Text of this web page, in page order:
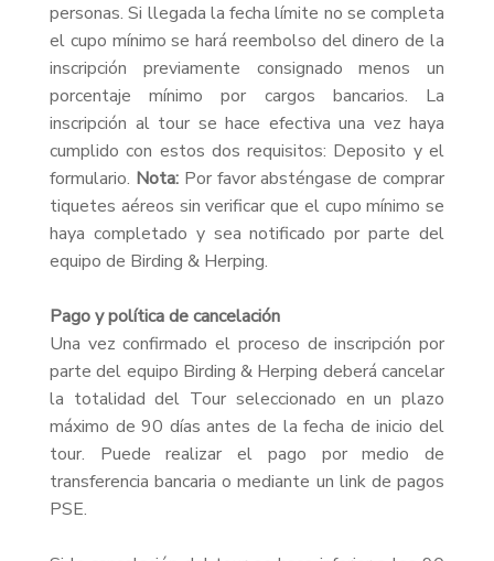
personas. Si llegada la fecha límite no se completa
el cupo mínimo se hará reembolso del dinero de la
inscripción previamente consignado menos un
porcentaje mínimo por cargos bancarios. La
inscripción al tour se hace efectiva una vez haya
cumplido con estos dos requisitos: Deposito y el
formulario. Nota:Por favor absténgase de comprar
tiquetes aéreos sin verificar que el cupo mínimo se
haya completado y sea notificado por parte del
equipo de Birding & Herping.
Pago y política de cancelación
Una vez confirmado el proceso de inscripción por
parte del equipo Birding & Herping deberá cancelar
la totalidad del Tour seleccionado en un plazo
máximo de 90 días antes de la fecha de inicio del
tour. Puede realizar el pago por medio de
transferencia bancaria o mediante un link de pagos
PSE.